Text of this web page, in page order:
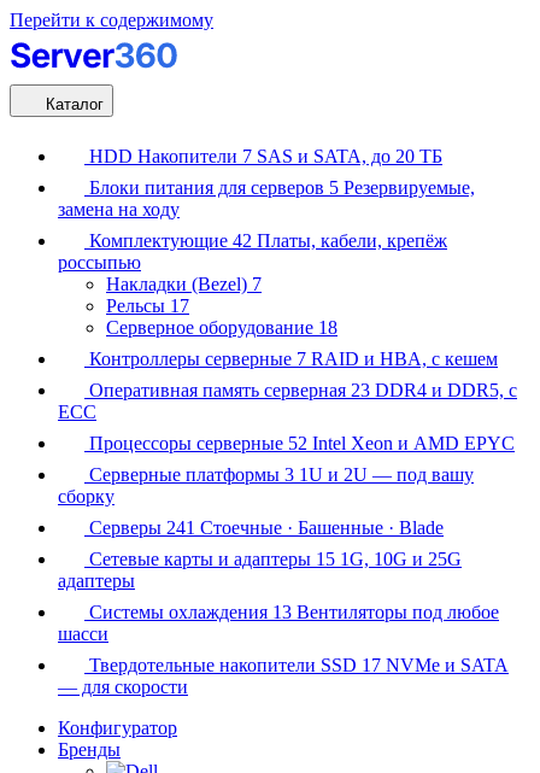
Перейти к содержимому
Каталог
HDD Накопители 7 SAS и SATA, до 20 ТБ
Блоки питания для серверов 5 Резервируемые,
замена на ходу
Комплектующие 42 Платы, кабели, крепёж
россыпью
Накладки (Bezel) 7
Рельсы 17
Серверное оборудование 18
Контроллеры серверные 7 RAID и HBA, с кешем
Оперативная память серверная 23 DDR4 и DDR5, с
ECC
Процессоры серверные 52 Intel Xeon и AMD EPYC
Серверные платформы 3 1U и 2U — под вашу
сборку
Серверы 241 Стоечные · Башенные · Blade
Сетевые карты и адаптеры 15 1G, 10G и 25G
адаптеры
Системы охлаждения 13 Вентиляторы под любое
шасси
Твердотельные накопители SSD 17 NVMe и SATA
— для скорости
Конфигуратор
Бренды